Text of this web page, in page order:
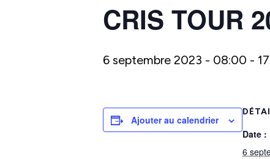
CRIS TOUR
6 septembre 2023 - 08:00 -
Ajouter au calendrier
Date :
6